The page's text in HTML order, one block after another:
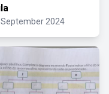
September 2024